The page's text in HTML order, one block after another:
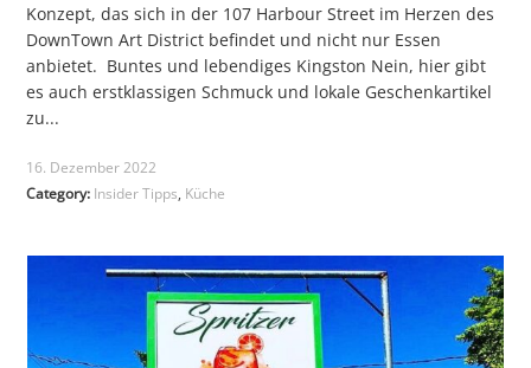
Konzept, das sich in der 107 Harbour Street im Herzen des
DownTown Art District befindet und nicht nur Essen
anbietet. Buntes und lebendiges Kingston Nein, hier gibt
es auch erstklassigen Schmuck und lokale Geschenkartikel
zu...
16. Dezember 2022
Category: Insider Tipps, Küche